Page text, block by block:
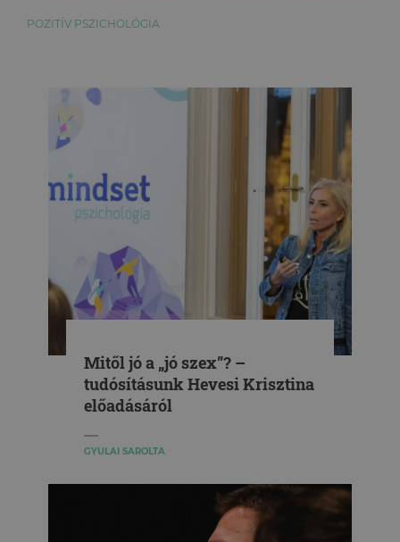
POZITÍV PSZICHOLÓGIA
Mitől jó a „jó szex”? –
tudósításunk Hevesi Krisztina
előadásáról
GYULAI SAROLTA